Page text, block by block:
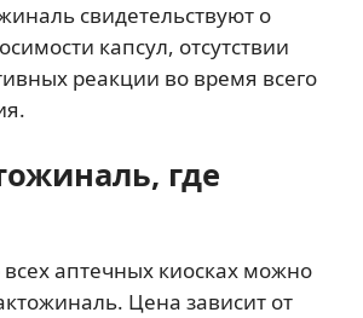
свидетельствуют о
капсул, отсутствии
реакции во время всего
где
аптечных киосках можно
Цена зависит от